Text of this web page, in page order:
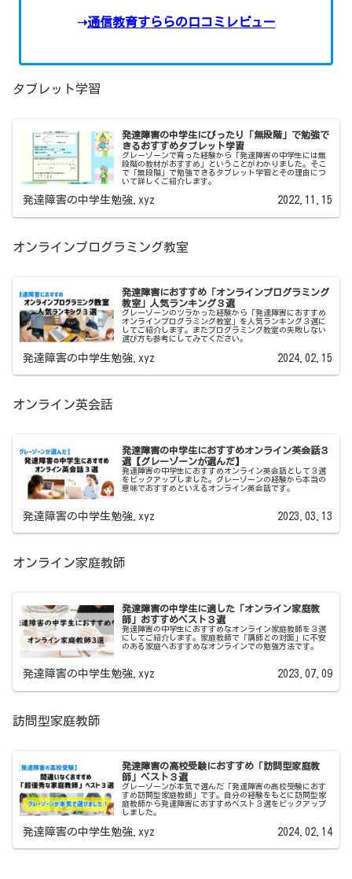
➝通信教育すららの口コミレビュー
タブレット学習
発達障害の中学生にぴったり「無段階」で勉強で
きるおすすめタブレット学習
グレーゾーンで育った経験から「発達障害の中学生には無
段階の教材がおすすめ」ということがわかりました。そこ
で「無段階」で勉強できるタブレット学習とその理由につ
いて詳しくご紹介します。
発達障害の中学生勉強.xyz 2022.11.15
オンラインプログラミング教室
発達障害におすすめ「オンラインプログラミング
教室」人気ランキング３選
グレーゾーンのツラかった経験から「発達障害におすすめ
オンラインプログラミング教室」を人気ランキング３選に
してご紹介します。またプログラミング教室の失敗しない
選び方も参考にしてみてください。
発達障害の中学生勉強.xyz 2024.02.15
オンライン英会話
発達障害の中学生におすすめオンライン英会話３
選【グレーゾーンが選んだ】
発達障害の中学生におすすめオンライン英会話として３選
をピックアップしました。グレーゾーンの経験から本当の
意味でおすすめといえるオンライン英会話です。
発達障害の中学生勉強.xyz 2023.03.13
オンライン家庭教師
発達障害の中学生に適した「オンライン家庭教
師」おすすめベスト３選
発達障害の中学生におすすめなオンライン家庭教師を３選
にしてご紹介します。家庭教師で「講師との対面」に不安
のある家庭へおすすめなオンラインでの勉強方法です。
発達障害の中学生勉強.xyz 2023.07.09
訪問型家庭教師
発達障害の高校受験におすすめ「訪問型家庭教
師」ベスト３選
グレーゾーンが本気で選んだ「発達障害の高校受験におす
すめ訪問型家庭教師」です。自分の経験をもとに訪問型家
庭教師から発達障害におすすめベスト３選をピックアップ
しました。
発達障害の中学生勉強.xyz 2024.02.14